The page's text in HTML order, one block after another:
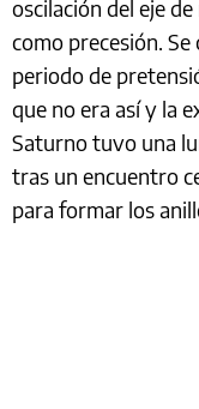
oscilación del eje
como precesión.
periodo de
que no era así y la
Saturno tuvo una
tras un encuentro
para formar los